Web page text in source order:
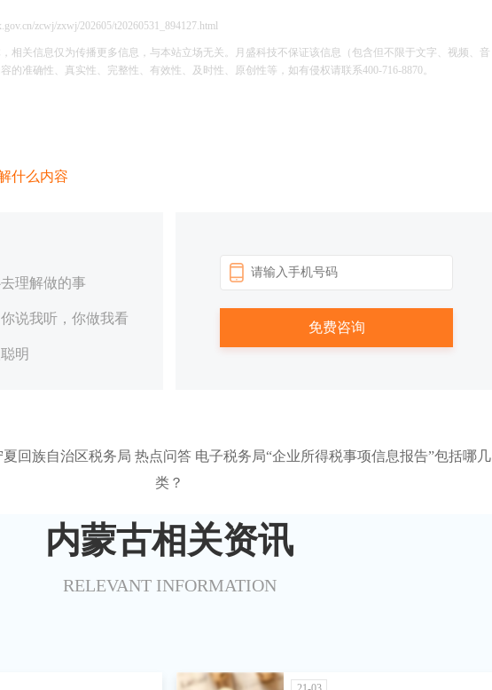
zcwj/zxwj/202605/t20260531_894127.html
相关信息仅为传播更多信息，与本站立场无关。月盛科技不保证该信息（包含但不限于文字、视频、音
的准确性、真实性、完整性、有效性、及时性、原创性等，如有侵权请联系400-716-8870。
什么内容
理解做的事
说我听，你做我看
明
回族自治区税务局 热点问答 电子税务局“企业所得税事项信息报告”包括哪几
类？
内蒙古相关资讯
RELEVANT INFORMATION